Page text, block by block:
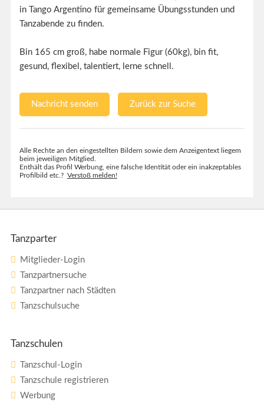
in Tango Argentino für gemeinsame Übungsstunden und
Tanzabende zu finden.
Bin 165 cm groß, habe normale Figur (60kg), bin fit,
gesund, flexibel, talentiert, lerne schnell.
Nachricht senden Zurück zur Suche
Alle Rechte an den eingestellten Bildern sowie dem Anzeigentext liegem
beim jeweiligen Mitglied.
Enthält das Profil Werbung, eine falsche Identität oder ein inakzeptables
Profilbild etc.? Verstoß melden!
Tanzparter
Mitglieder-Login
Tanzpartnersuche
Tanzpartner nach Städten
Tanzschulsuche
Tanzschulen
Tanzschul-Login
Tanzschule registrieren
Werbung